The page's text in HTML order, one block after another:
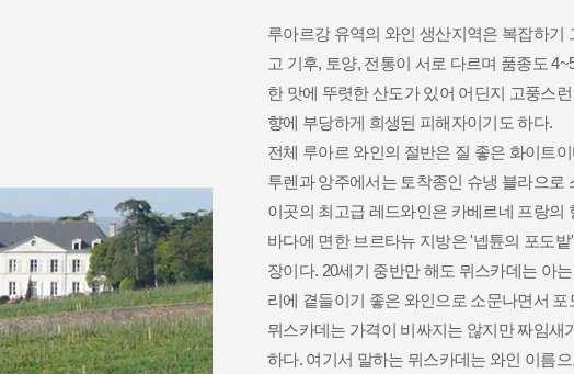
향에 부당하게 희생된 피해자이기도 하다.
이곳의 최고급 레드와인은 카베르네 프랑의
하다. 여기서 말하는 뮈스카데는 와인 이름